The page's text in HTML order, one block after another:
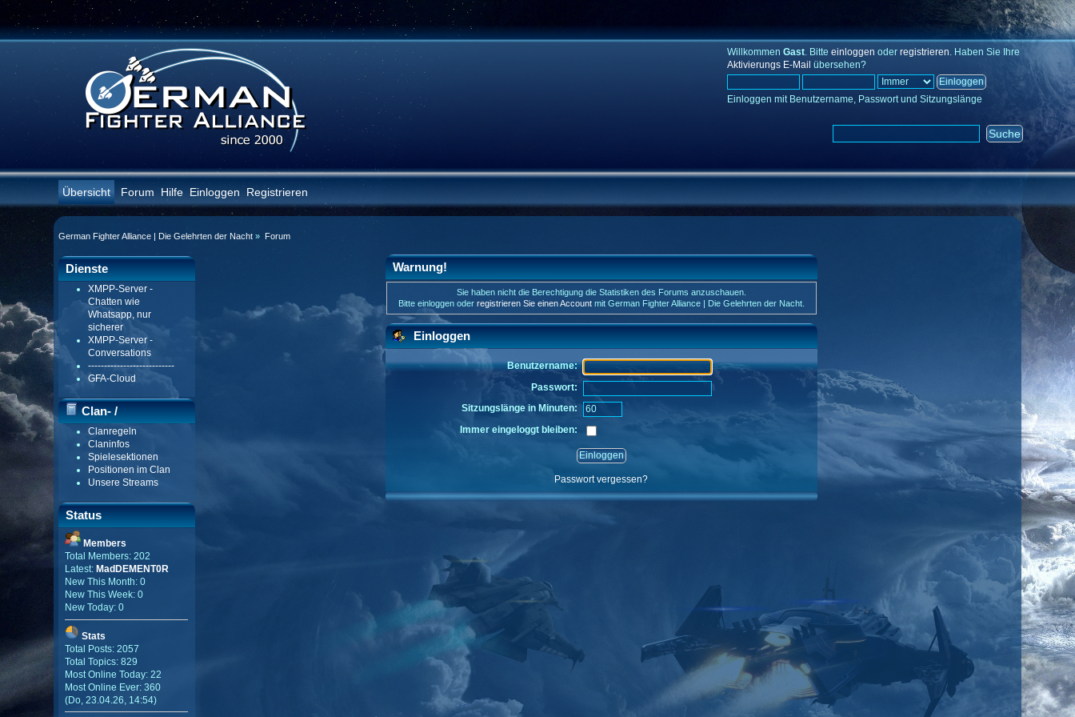
Willkommen Gast. Bitte einloggen oder registrieren. Haben Sie Ihre
Aktivierungs E-Mail übersehen?
Einloggen mit Benutzername, Passwort und Sitzungslänge
Übersicht Forum Hilfe Einloggen Registrieren
German Fighter Alliance | Die Gelehrten der Nacht » Forum
Dienste
XMPP-Server -
Chatten wie
Whatsapp, nur
sicherer
XMPP-Server -
Conversations
---------------------------
GFA-Cloud
Clan- /
Gildenmenü
Clanregeln
Claninfos
Spielesektionen
Positionen im Clan
Unsere Streams
Status
Members
Total Members: 202
Latest: MadDEMENT0R
New This Month: 0
New This Week: 0
New Today: 0
Stats
Total Posts: 2057
Total Topics: 829
Most Online Today: 22
Most Online Ever: 360
(Do, 23.04.26, 14:54)
Warnung!
Sie haben nicht die Berechtigung die Statistiken des Forums anzuschauen.
Bitte einloggen oder registrieren Sie einen Accountmit German Fighter Alliance | Die Gelehrten der Nacht.
Einloggen
Benutzername:
Passwort:
Sitzungslänge in Minuten:
Immer eingeloggt bleiben:
Passwort vergessen?